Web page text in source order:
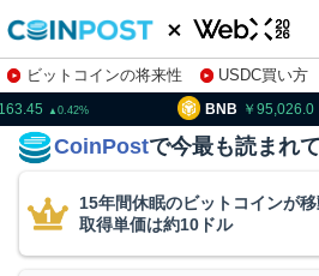
ビットコインの将来性 USDC買い方
株特集・関連銘柄
0.42 BNB 95,026.0 1.53
CoinPostで今最も読まれ
15年間休眠のビットコインが
取得単価は約10ドル